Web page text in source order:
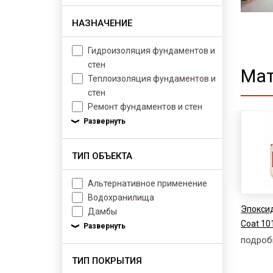
НАЗНАЧЕНИЕ
Гидроизоляция фундаментов и
стен
Теплоизоляция фундаментов и
стен
Ремонт фундаментов и стен
ТИП ОБЪЕКТА
Альтернативное применение
Водохранилища
Дамбы
ТИП ПОКРЫТИЯ
Coat